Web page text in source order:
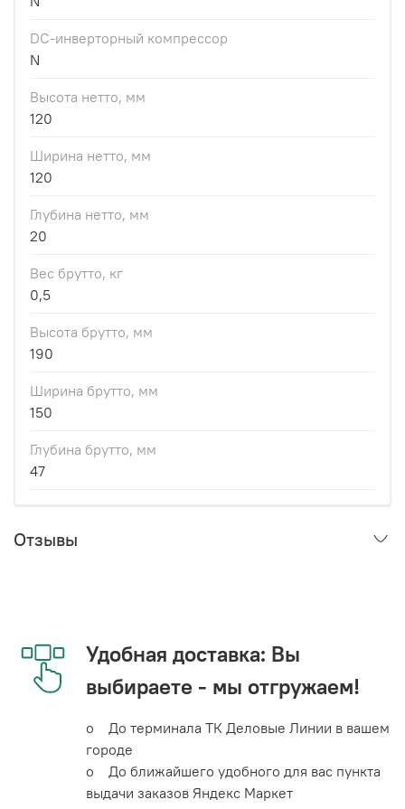
DC-инверторный компрессор
N
Высота нетто, мм
120
Ширина нетто, мм
120
Глубина нетто, мм
20
Вес брутто, кг
0,5
Высота брутто, мм
190
Ширина брутто, мм
150
Глубина брутто, мм
47
Отзывы
Удобная доставка: Вы
выбираете - мы отгружаем!
o До терминала ТК Деловые Линии в вашем
городе
o До ближайшего удобного для вас пункта
выдачи заказов Яндекс Маркет